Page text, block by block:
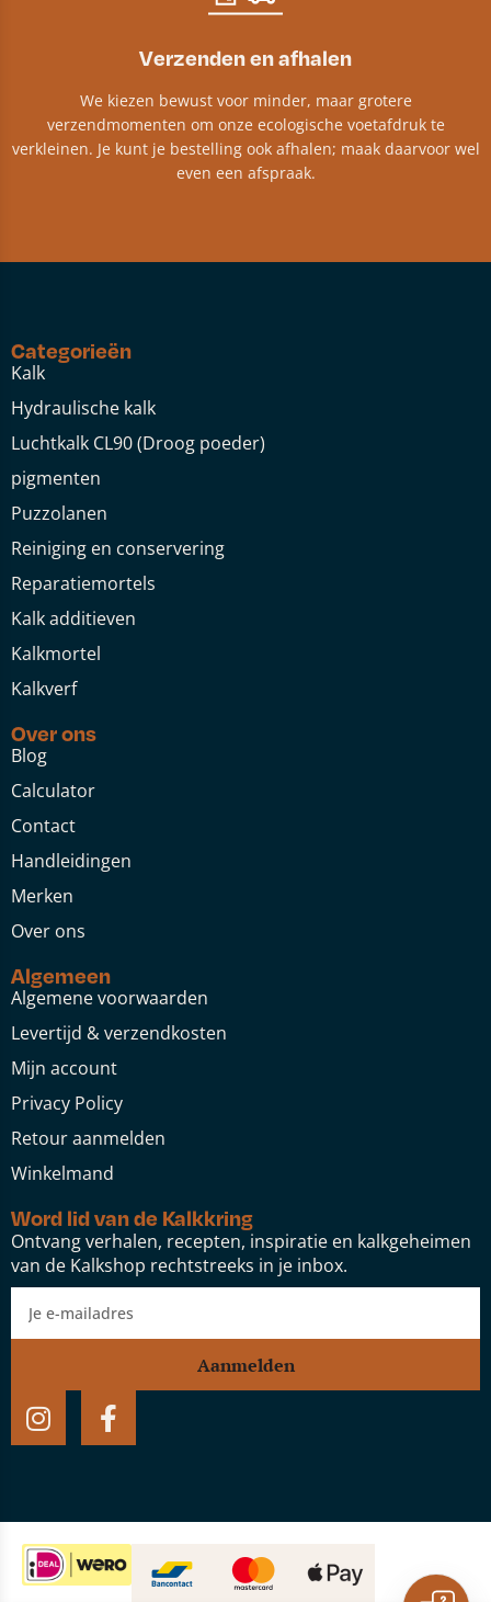
Verzenden en afhalen
We kiezen bewust voor minder, maar grotere
verzendmomenten om onze ecologische voetafdruk te
verkleinen. Je kunt je bestelling ook afhalen; maak daarvoor wel
even een afspraak.
Categorieën
Kalk
Hydraulische kalk
Luchtkalk CL90 (Droog poeder)
pigmenten
Puzzolanen
Reiniging en conservering
Reparatiemortels
Kalk additieven
Kalkmortel
Kalkverf
Over ons
Blog
Calculator
Contact
Handleidingen
Merken
Over ons
Algemeen
Algemene voorwaarden
Levertijd & verzendkosten
Mijn account
Privacy Policy
Retour aanmelden
Winkelmand
Word lid van de Kalkkring
Ontvang verhalen, recepten, inspiratie en kalkgeheimen
van de Kalkshop rechtstreeks in je inbox.
Aanmelden